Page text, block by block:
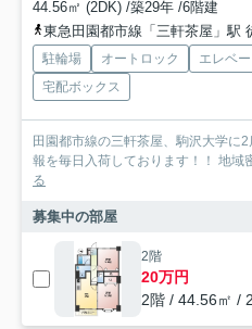
44.56㎡ (2DK) /築29年 /6階建
東急田園都市線「三軒茶屋」駅
駐輪場 オートロック エレベ
宅配ボックス
田園都市線の三軒茶屋、駒沢大学に
報を毎日入荷しております！！ 地域
る
募集中の部屋
2階
20万円
2階 / 44.56㎡ /